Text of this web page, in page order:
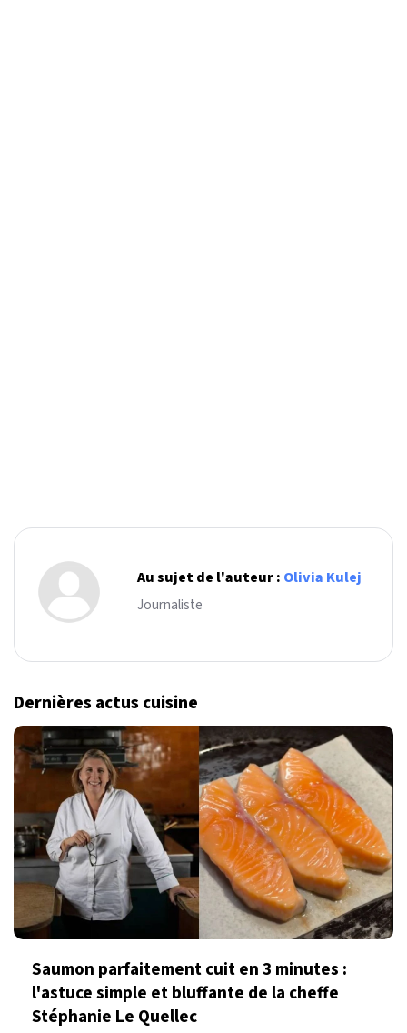
Au sujet de l'auteur : Olivia Kulej
Journaliste
Dernières actus cuisine
Saumon parfaitement cuit en 3 minutes :
l'astuce simple et bluffante de la cheffe
Stéphanie Le Quellec